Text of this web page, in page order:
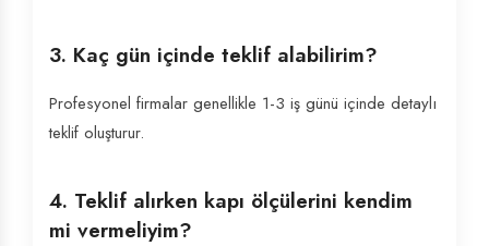
3. Kaç gün içinde teklif alabilirim?
Profesyonel firmalar genellikle 1-3 iş günü içinde detaylı
teklif oluşturur.
4. Teklif alırken kapı ölçülerini kendim
mi vermeliyim?